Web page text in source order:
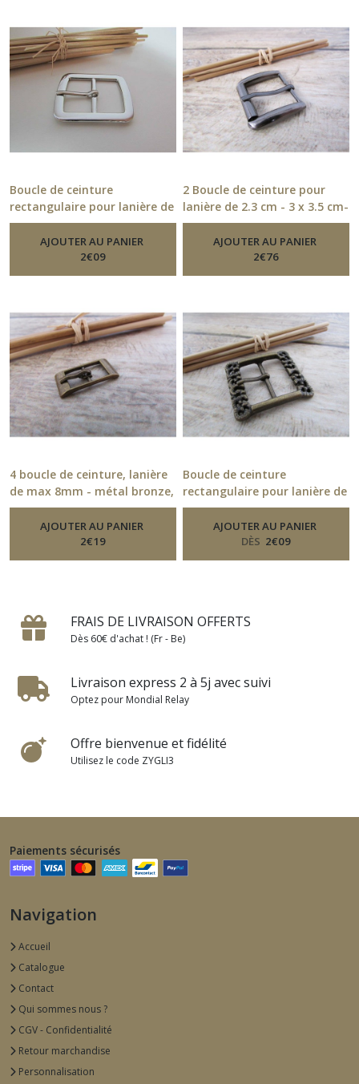
Boucle de ceinture
rectangulaire pour lanière de
2.5cm métal argenté - 12.54
Boucle De Ceinture
AJOUTER AU PANIER
2€09
2 Boucle de ceinture pour
lanière de 2.3 cm - 3 x 3.5 cm-
métal gris foncé - 14.54
Boucle De Ceinture
AJOUTER AU PANIER
2€76
4 boucle de ceinture, lanière
de max 8mm - métal bronze,
gris foncé - 30.52-Boucle De
CeintureAJOUTER AU PANIER
2€19
Boucle de ceinture
rectangulaire pour lanière de
2.4 cm en métal bronze, gris
foncé-Boucle De Ceinture
AJOUTER AU PANIER
DÈS 2€09
FRAIS DE LIVRAISON OFFERTS
Dès 60€ d'achat ! (Fr - Be)
Livraison express 2 à 5j avec suivi
Optez pour Mondial Relay
Offre bienvenue et fidélité
Utilisez le code ZYGLI3
Paiements sécurisés
Navigation
Accueil
Catalogue
Contact
Qui sommes nous ?
CGV - Confidentialité
Retour marchandise
Personnalisation